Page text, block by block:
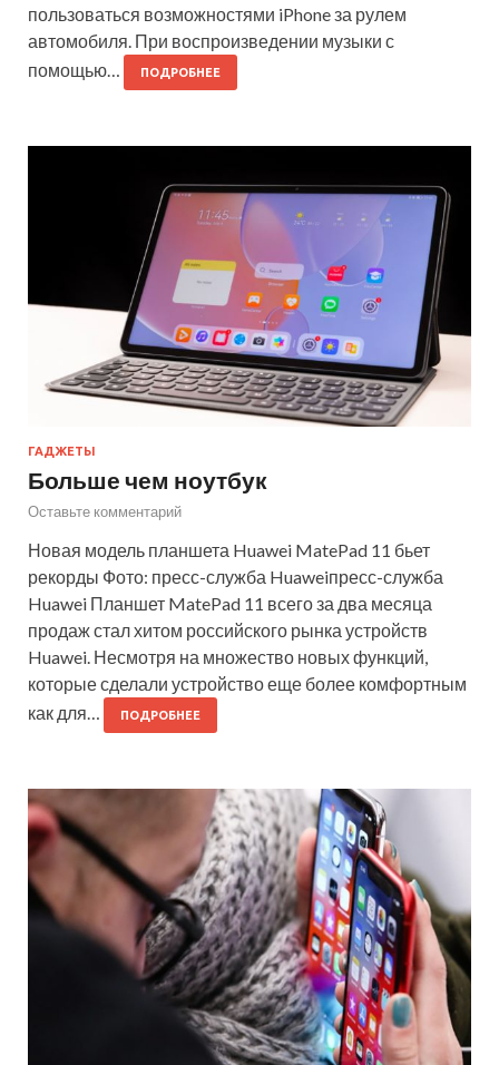
пользоваться возможностями iPhone за рулем
автомобиля. При воспроизведении музыки с
помощью…
ПОДРОБНЕЕ
ГАДЖЕТЫ
Больше чем ноутбук
Оставьте комментарий
Новая модель планшета Huawei MatePad 11 бьет
рекорды Фото: пресс-служба Huaweiпресс-служба
Huawei Планшет MatePad 11 всего за два месяца
продаж стал хитом российского рынка устройств
Huawei. Несмотря на множество новых функций,
которые сделали устройство еще более комфортным
как для…
ПОДРОБНЕЕ